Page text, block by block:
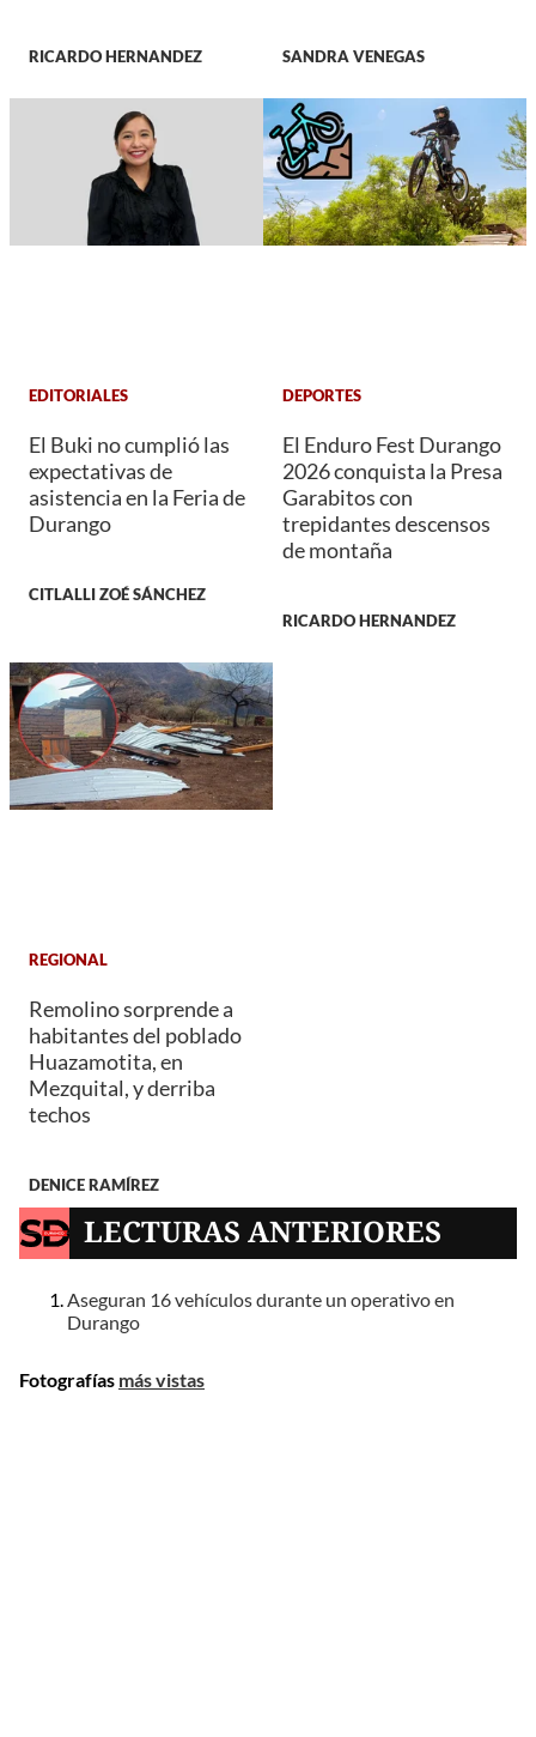
RICARDO HERNANDEZ SANDRA VENEGAS
EDITORIALES
El Buki no cumplió las
expectativas de
asistencia en la Feria de
Durango
CITLALLI ZOÉ SÁNCHEZ
DEPORTES
El Enduro Fest Durango
2026 conquista la Presa
Garabitos con
trepidantes descensos
de montaña
RICARDO HERNANDEZ
REGIONAL
Remolino sorprende a
habitantes del poblado
Huazamotita, en
Mezquital, y derriba
techos
DENICE RAMÍREZ
LECTURAS ANTERIORES
Aseguran 16 vehículos durante un operativo en
Durango
Fotografías más vistas